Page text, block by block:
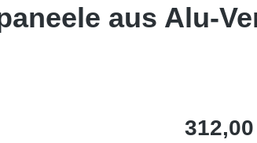
aus Alu-
Regulärer